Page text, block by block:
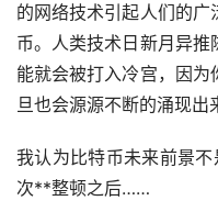
的网络技术引起人们的
币。人类技术日新月异
能就会被打入冷宫，因
旦也会源源不断的涌现出
我认为比特币未来前景
次**整顿之后……